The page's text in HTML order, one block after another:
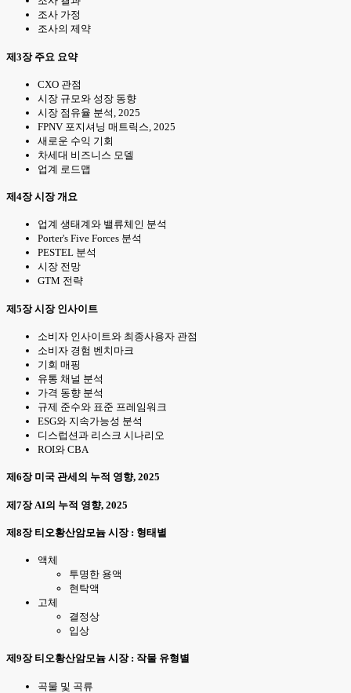
조사 가정
조사의 제약
제3장 주요 요약
CXO 관점
시장 규모와 성장 동향
시장 점유율 분석, 2025
FPNV 포지셔닝 매트릭스, 2025
새로운 수익 기회
차세대 비즈니스 모델
업계 로드맵
제4장 시장 개요
업계 생태계와 밸류체인 분석
Porter's Five Forces 분석
PESTEL 분석
시장 전망
GTM 전략
제5장 시장 인사이트
소비자 인사이트와 최종사용자 관점
소비자 경험 벤치마크
기회 매핑
유통 채널 분석
가격 동향 분석
규제 준수와 표준 프레임워크
ESG와 지속가능성 분석
디스럽션과 리스크 시나리오
ROI와 CBA
제6장 미국 관세의 누적 영향, 2025
제7장 AI의 누적 영향, 2025
제8장 티오황산암모늄 시장 : 형태별
액체
투명한 용액
현탁액
고체
결정상
입상
제9장 티오황산암모늄 시장 : 작물 유형별
곡물 및 곡류